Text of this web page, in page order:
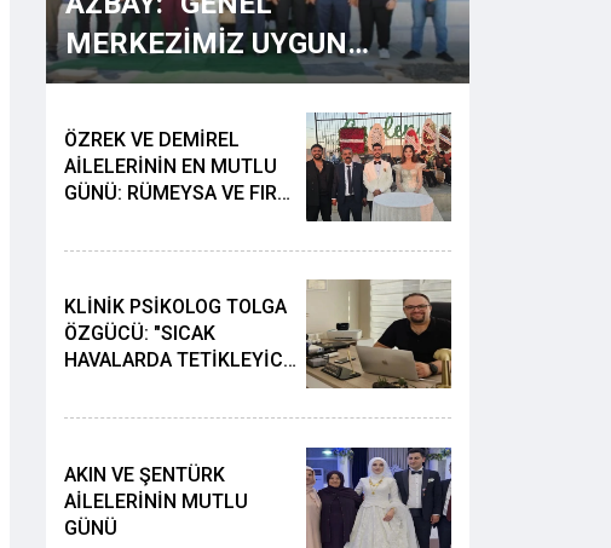
MERKEZİMİZ UYGUN
GÖRÜRSE..."
ÖZREK VE DEMİREL
AİLELERİNİN EN MUTLU
GÜNÜ: RÜMEYSA VE FIRAT
KLİNİK PSİKOLOG TOLGA
ÖZGÜCÜ: "SICAK
HAVALARDA TETİKLEYİCİ
AKIN VE ŞENTÜRK
AİLELERİNİN MUTLU
GÜNÜ